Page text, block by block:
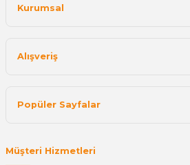
Kurumsal
Alışveriş
Popüler Sayfalar
Müşteri Hizmetleri